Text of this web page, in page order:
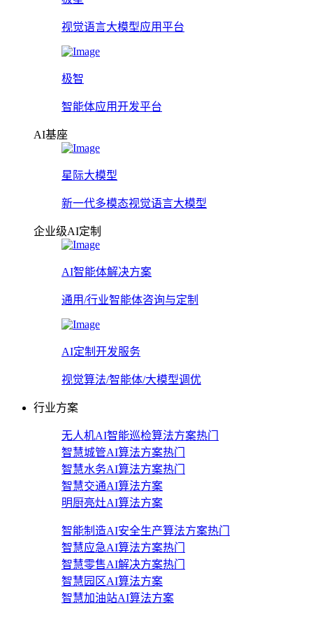
视觉语言大模型应用平台
极智
智能体应用开发平台
AI基座
星际大模型
新一代多模态视觉语言大模型
企业级AI定制
AI智能体解决方案
通用/行业智能体咨询与定制
AI定制开发服务
视觉算法/智能体/大模型调优
行业方案
无人机AI智能巡检算法方案热门
智慧城管AI算法方案热门
智慧水务AI算法方案热门
智慧交通AI算法方案
明厨亮灶AI算法方案
智能制造AI安全生产算法方案热门
智慧应急AI算法方案热门
智慧零售AI解决方案热门
智慧园区AI算法方案
智慧加油站AI算法方案